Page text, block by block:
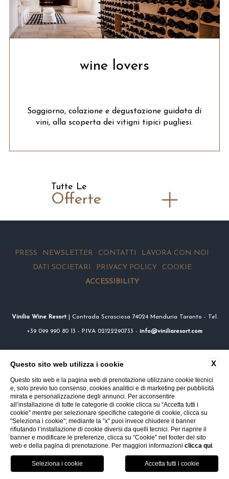
wine lovers
Soggiorno, colazione e degustazione guidata di
vini, alla scoperta dei vitigni tipici pugliesi.
Tutte Le
Offerte
PRESS NEWSLETTER CONTATTI
LAVORA CON NOI
DATI SOCIETARI
PRIVACY POLICY
COOKIE
ACCESSIBILITY
Vinilia Wine Resort| Contrada Scrasciosa 74024 Manduria Taranto - Tel.
+39 099 990 80 13 - P.IVA 02122290733 - info@viniliaresort.com
X
Questo sito web utilizza i cookie
Questo sito web e la pagina web di prenotazione utilizzano cookie tecnici
e, solo previo tuo consenso, cookies analitici e di marketing per pubblicità
mirata e personalizzazione degli annunci. Per acconsentire
all’installazione di tutte le categorie di cookie clicca su “Accetta tutti i
cookie” mentre per selezionare specifiche categorie di cookie, clicca su
"Seleziona i cookie"; mediante la “x” puoi invece chiudere il banner
rifiutando l’installazione di cookie diversi da quelli tecnici. Per riaprire il
banner e modificare le preferenze, clicca su “Cookie” nel footer del sito
web e della pagina di prenotazione. Per maggiori informazioni clicca qui.